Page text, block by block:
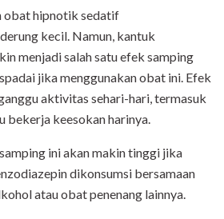
obat hipnotik sedatif
kecil. Namun, kantuk
menjadi salah satu efek samping
jika menggunakan obat ini. Efek
aktivitas sehari-hari, termasuk
bekerja keesokan harinya.
ini akan makin tinggi jika
dikonsumsi bersamaan
atau obat penenang lainnya.